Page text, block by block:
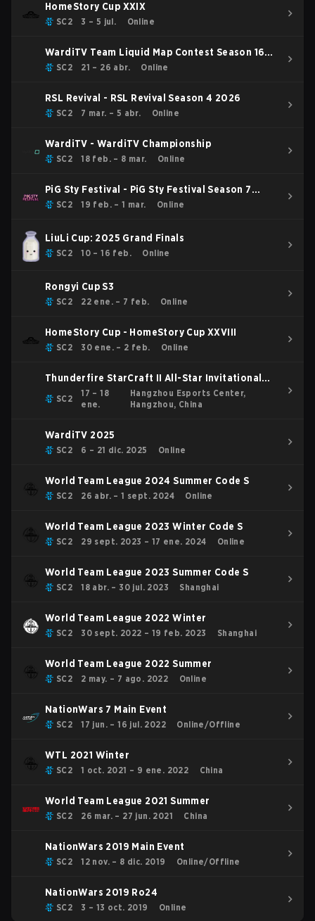
HomeStory Cup XXIX
SC2 3 – 5 jul. Online
WardiTV Team Liquid Map Contest Season 16
2026
SC2 21 – 26 abr. Online
RSL Revival - RSL Revival Season 4 2026
SC2 7 mar. – 5 abr. Online
WardiTV - WardiTV Championship
SC2 18 feb. – 8 mar. Online
PiG Sty Festival - PiG Sty Festival Season 7
2026
SC2 19 feb. – 1 mar. Online
LiuLi Cup: 2025 Grand Finals
SC2 10 – 16 feb. Online
Rongyi Cup S3
SC2 22 ene. – 7 feb. Online
HomeStory Cup - HomeStory Cup XXVIII
SC2 30 ene. – 2 feb. Online
Thunderfire StarCraft II All-Star Invitational
2026
SC2
17 – 18
ene.
Hangzhou Esports Center,
Hangzhou, China
WardiTV 2025
SC2 6 – 21 dic. 2025 Online
World Team League 2024 Summer Code S
SC2 26 abr. – 1 sept. 2024 Online
World Team League 2023 Winter Code S
SC2 29 sept. 2023 – 17 ene. 2024 Online
World Team League 2023 Summer Code S
SC2 18 abr. – 30 jul. 2023 Shanghai
World Team League 2022 Winter
SC2 30 sept. 2022 – 19 feb. 2023 Shanghai
World Team League 2022 Summer
SC2 2 may. – 7 ago. 2022 Online
NationWars 7 Main Event
SC2 17 jun. – 16 jul. 2022 Online/Offline
WTL 2021 Winter
SC2 1 oct. 2021 – 9 ene. 2022 China
World Team League 2021 Summer
SC2 26 mar. – 27 jun. 2021 China
NationWars 2019 Main Event
SC2 12 nov. – 8 dic. 2019 Online/Offline
NationWars 2019 Ro24
SC2 3 – 13 oct. 2019 Online